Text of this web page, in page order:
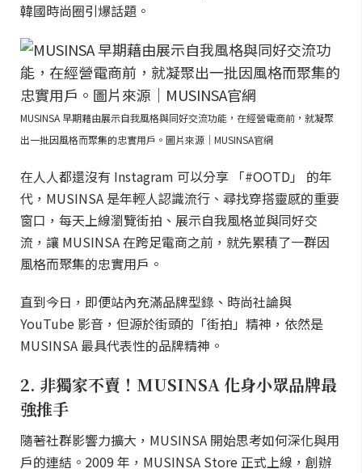
韓國時尚圈引爆話題。
MUSINSA 早期藉由展示自我風格與同好交流功能，在經營電商前，就凝聚
出一批因風格而聚集的忠實用戶。圖片來源｜MUSINSA官網
在人人都還沒有 Instagram 可以分享 「#OOTD」 的年
代，MUSINSA 是年輕人認識流行、尋找穿搭靈感的重要
窗口，每天上線瀏覽街拍、展示自我風格並與同好交
流，讓 MUSINSA 在跨足電商之前，就先累積了一群因
風格而聚集的忠實用戶。
直到今日，即便站內充滿品牌型錄、時尚社論與
YouTube 影音，但源於街頭的「街拍」精神，依然是
MUSINSA 最具代表性的品牌精神。
2. 非獨家不賣！MUSINSA 化身小眾品牌最
強推手
隨著社群影響力擴大，MUSINSA 開始思考如何深化與用
戶的連結。2009 年，MUSINSA Store 正式上線，創辦